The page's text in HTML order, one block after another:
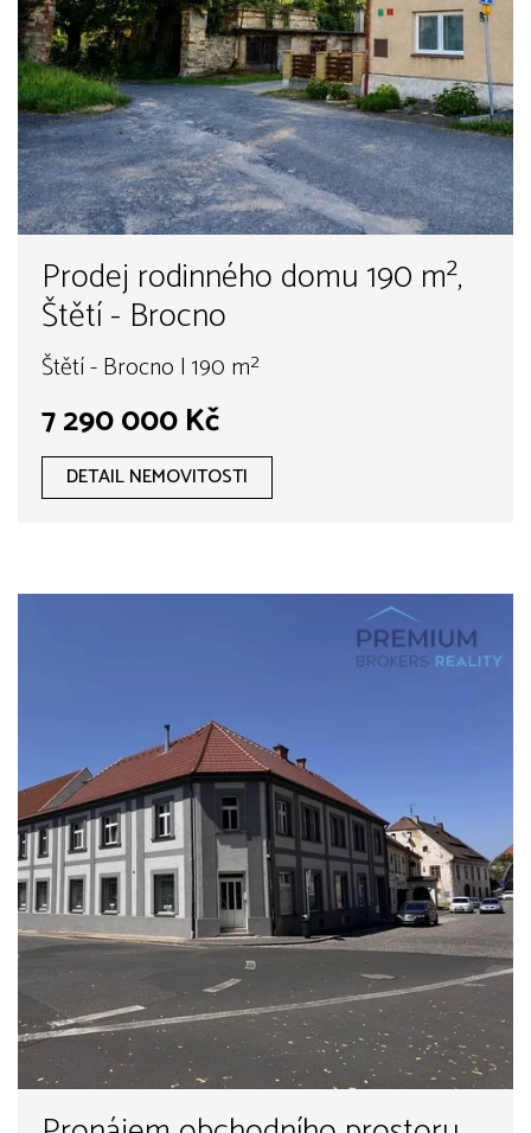
Prodej rodinného domu 190 m²,
Štětí - Brocno
Štětí - Brocno | 190 m²
7 290 000 Kč
DETAIL NEMOVITOSTI